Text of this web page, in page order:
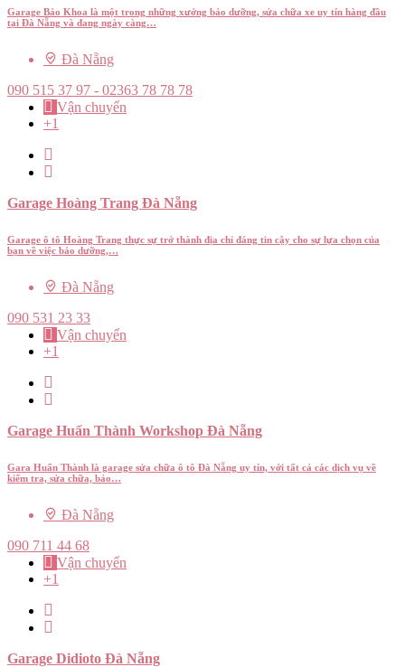
Garage Bảo Khoa là một trong những xưởng bảo dưỡng, sửa chữa xe uy tín hàng đầu
tại Đà Nẵng và đang ngày càng…
Đà Nẵng
090 515 37 97 - 02363 78 78 78
Vận chuyển
+1
Garage Hoàng Trang Đà Nẵng
Garage ô tô Hoàng Trang thực sự trở thành địa chỉ đáng tin cậy cho sự lựa chọn của
bạn về việc bảo dưỡng,…
Đà Nẵng
090 531 23 33
Vận chuyển
+1
Garage Huấn Thành Workshop Đà Nẵng
Gara Huấn Thành là garage sửa chữa ô tô Đà Nẵng uy tín, với tất cả các dịch vụ về
kiểm tra, sửa chữa, bảo…
Đà Nẵng
090 711 44 68
Vận chuyển
+1
Garage Didioto Đà Nẵng